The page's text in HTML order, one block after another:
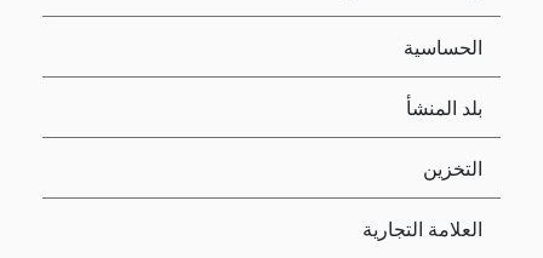
الحساسية
بلد المنشأ
التخزين
العلامة التجارية